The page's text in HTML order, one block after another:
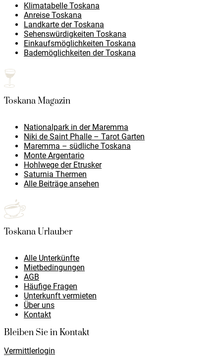
Klimatabelle Toskana
Anreise Toskana
Landkarte der Toskana
Sehenswürdigkeiten Toskana
Einkaufsmöglichkeiten Toskana
Bademöglichkeiten der Toskana
Toskana Magazin
Nationalpark in der Maremma
Niki de Saint Phalle – Tarot Garten
Maremma – südliche Toskana
Monte Argentario
Hohlwege der Etrusker
Saturnia Thermen
Alle Beiträge ansehen
Toskana Urlauber
Alle Unterkünfte
Mietbedingungen
AGB
Häufige Fragen
Unterkunft vermieten
Über uns
Kontakt
Bleiben Sie in Kontakt
Vermittlerlogin